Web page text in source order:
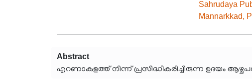
Sahrudaya
Mannarkkad,
Abstract
എറണാകുളത്ത് നിന്ന് പ്രസിദ്ധീകരിച്ചിരുന്ന ഉദയം